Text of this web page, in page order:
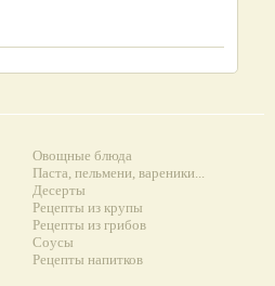
Овощные блюда
Паста, пельмени, вареники...
Десерты
Рецепты из крупы
Рецепты из грибов
Соусы
Рецепты напитков